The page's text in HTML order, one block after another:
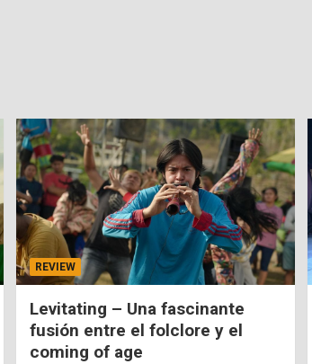
REVIEW
Levitating – Una fascinante
fusión entre el folclore y el
coming of age